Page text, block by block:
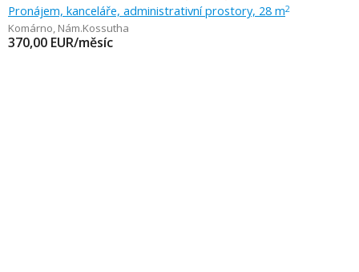
Pronájem, kanceláře, administrativní prostory, 28 m2
Komárno, Nám.Kossutha
370,00 EUR/měsíc